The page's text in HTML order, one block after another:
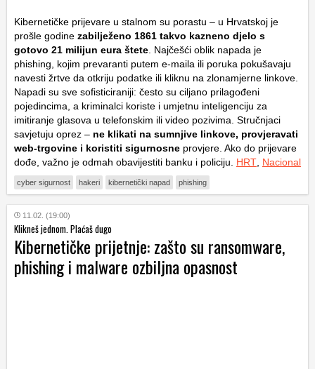
Kibernetičke prijevare u stalnom su porastu – u Hrvatskoj je
prošle godine zabilježeno 1861 takvo kazneno djelo s
gotovo 21 milijun eura štete . Najčešći oblik napada je
phishing, kojim prevaranti putem e-maila ili poruka pokušavaju
navesti žrtve da otkriju podatke ili kliknu na zlonamjerne linkove.
Napadi su sve sofisticiraniji: često su ciljano prilagođeni
pojedincima, a kriminalci koriste i umjetnu inteligenciju za
imitiranje glasova u telefonskim ili video pozivima. Stručnjaci
savjetuju oprez – ne klikati na sumnjive linkove, provjeravati
web-trgovine i koristiti sigurnosne provjere. Ako do prijevare
dođe, važno je odmah obavijestiti banku i policiju. HRT Nacional
cyber sigurnost hakeri kibernetički napad phishing
11.02. (19:00)
Klikneš jednom. Plaćaš dugo
Kibernetičke prijetnje: zašto su ransomware,
phishing i malware ozbiljna opasnost